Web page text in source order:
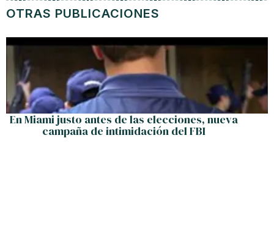
OTRAS PUBLICACIONES
En Miami justo antes de las elecciones, nueva
campaña de intimidación del FBI